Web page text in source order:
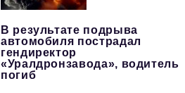
В результате подрыва
автомобиля пострадал
гендиректор
«Уралдронзавода», водитель
погиб